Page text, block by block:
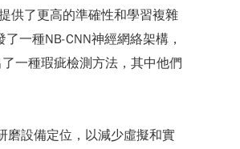
供了更高的準確性和學習複雜
一種NB-CNN神經網絡架構，
一種瑕疵檢測方法，其中他們
磨設備定位，以減少虛擬和實